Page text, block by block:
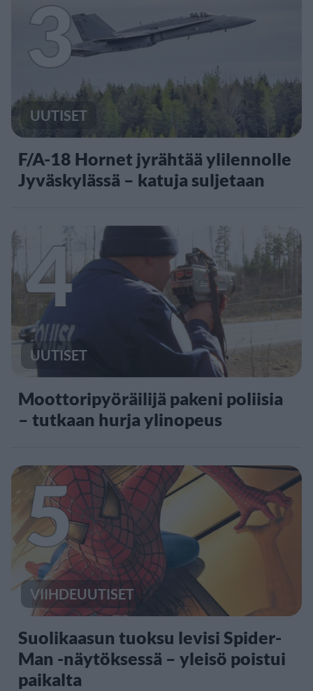
3
UUTISET
F/A-18 Hornet jyrähtää ylilennolle
Jyväskylässä – katuja suljetaan
4
UUTISET
Moottoripyöräilijä pakeni poliisia
– tutkaan hurja ylinopeus
5
VIIHDEUUTISET
Suolikaasun tuoksu levisi Spider-
Man -näytöksessä – yleisö poistui
paikalta